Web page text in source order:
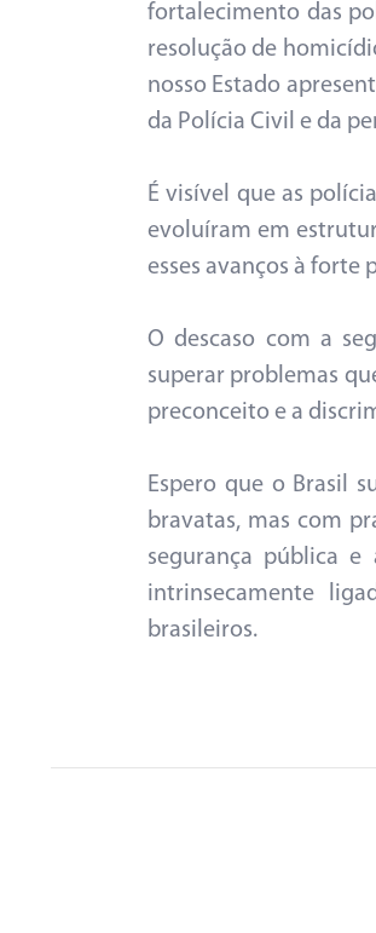
fortalecimento das
resolução de
nosso Estado
da Polícia Civil e da
É visível que as
evoluíram em
esses avanços à forte
O descaso com a
superar problemas
preconceito e a
Espero que o Brasil
bravatas, mas com
segurança pública
intrinsecamente
brasileiros.